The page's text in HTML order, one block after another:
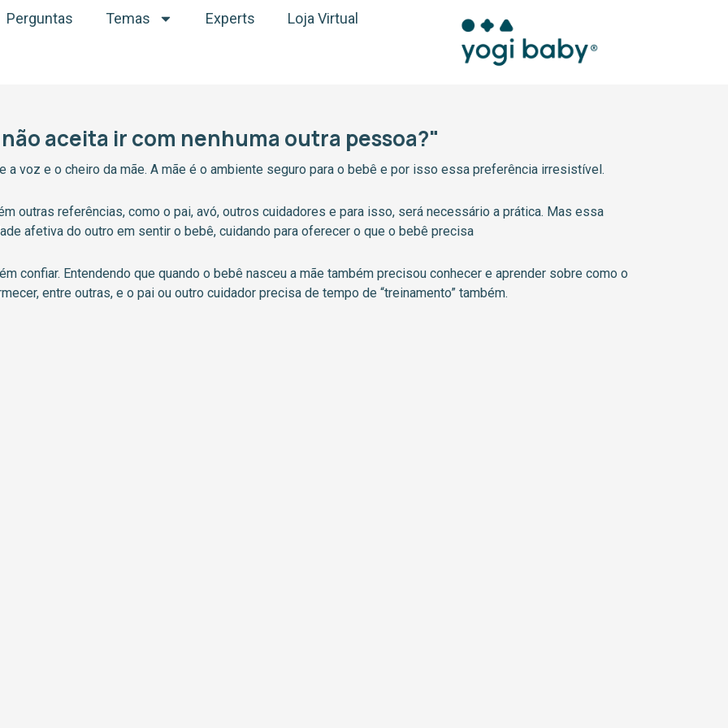
Perguntas Temas Experts Loja Virtual
aceita ir com nenhuma outra pessoa?"
a voz e o cheiro da mãe. A mãe é o ambiente seguro para o bebê e por isso essa preferência irresistível.
outras referências, como o pai, avó, outros cuidadores e para isso, será necessário a prática. Mas essa
afetiva do outro em sentir o bebê, cuidando para oferecer o que o bebê precisa
confiar. Entendendo que quando o bebê nasceu a mãe também precisou conhecer e aprender sobre como o
entre outras, e o pai ou outro cuidador precisa de tempo de “treinamento” também.